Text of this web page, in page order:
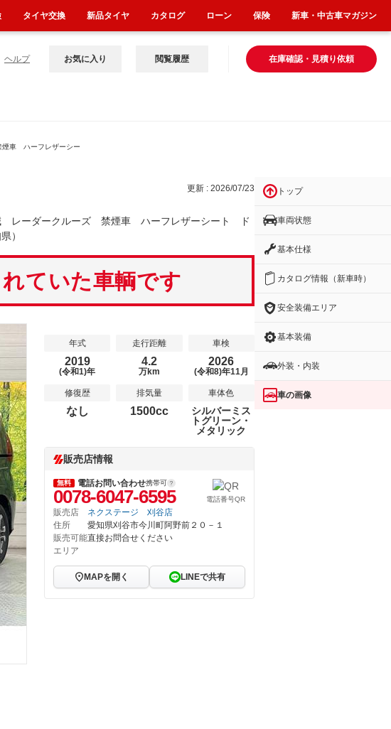
ヘルプ 在庫確認・見積り依頼
お気に入り 閲覧履歴
車 ハーフレザーシー
更新 : 2026/07/23
レーダークルーズ 禁煙車 ハーフレザーシート ド
）
ていた車輌です
年式
2019
(令和1)年
走行距離
4.2
万km
車検
2026
(令和8)年11月
修復歴
なし
排気量
1500cc
車体色
シルバーミス
トグリーン・
メタリック
販売店情報
無料 電話お問い合わせ携帯可
0078-6047-6595 電話番号QR
販売店
ネクステージ 刈谷店
住所
愛知県刈谷市今川町阿野前２０－１
販売可能
エリア
直接お問合せください
MAPを開く LINEで共有
トップ
車両状態
基本仕様
カタログ情報（新車時）
安全装備エリア
基本装備
外装・内装
車の画像
タイヤ交換 新品タイヤ カタログ ローン 保険 新車・中古車マガジン